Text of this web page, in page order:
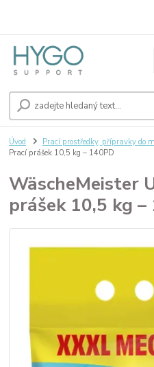
Úvod Prací prostředky, přípravky do
Prací prášek 10,5 kg – 140PD
WäscheMeister
prášek 10,5 kg –